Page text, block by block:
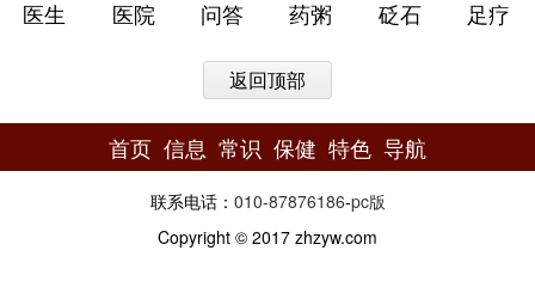
医生
医院 问答 药粥 砭石 足疗
返回顶部
首页 信息 常识 保健 特色 导航
联系电话： 010-87876186-pc版
Copyright © 2017 zhzyw.com